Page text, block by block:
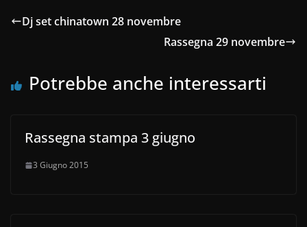
Dj set chinatown 28 novembre
Rassegna 29 novembre
Potrebbe anche interessarti
Rassegna stampa 3 giugno
3 Giugno 2015